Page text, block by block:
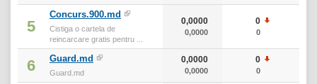
5
Concurs.900.md
Cistiga o cartela de
reincarcare gratis pentru ...
0,0000
0,0000
0
0
6 Guard.md
Guard.md
0,0000
0,0000
0
0